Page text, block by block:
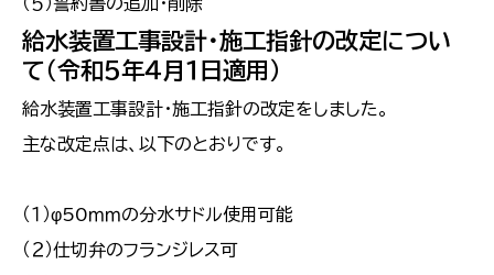
給水装置工事設計・施工指針の改定につい
て（令和５年４月１日適用）
給水装置工事設計・施工指針の改定をしました。
主な改定点は、以下のとおりです。
（１）φ50ｍｍの分水サドル使用可能
（２）仕切弁のフランジレス可